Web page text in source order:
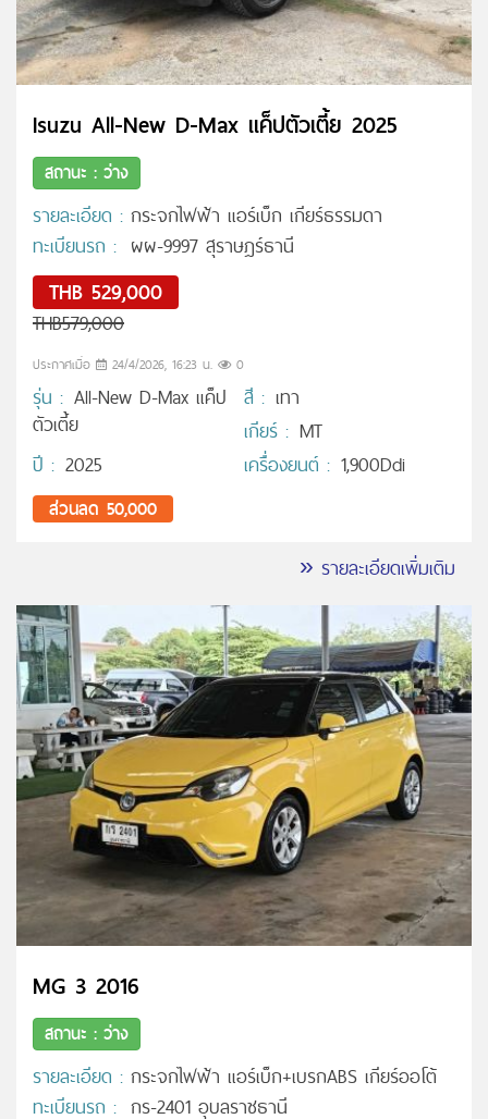
Isuzu All-New D-Max แค็ปตัวเตี้ย 2025
สถานะ : ว่าง
รายละเอียด : กระจกไฟฟ้า แอร์เบ็ก เกียร์ธรรมดา
ทะเบียนรถ : ผผ-9997 สุราษฎร์ธานี
THB 529,000
THB579,000
ประกาศเมื่อ 24/4/2026, 16:23 น. 0
รุ่น : All-New D-Max แค็ป
ตัวเตี้ย
สี : เทา
เกียร์ : MT
ปี : 2025 เครื่องยนต์ : 1,900Ddi
ส่วนลด 50,000
» รายละเอียดเพิ่มเติม
MG 3 2016
สถานะ : ว่าง
รายละเอียด : กระจกไฟฟ้า แอร์เบ็ก+เบรกABS เกียร์ออโต้
ทะเบียนรถ : กร-2401 อุบลราชธานี